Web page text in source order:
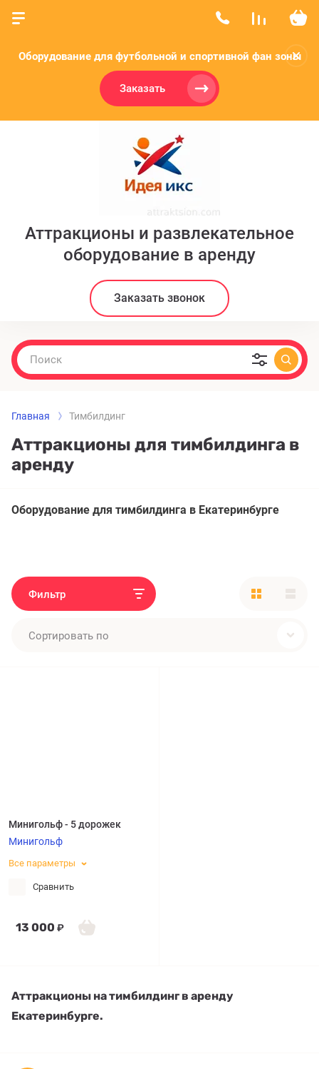
Оборудование для футбольной и спортивной фан зоны
Заказать
Аттракционы и развлекательное
оборудование в аренду
Заказать звонок
Главная Тимбилдинг
Аттракционы для тимбилдинга в
аренду
Оборудование для тимбилдинга в Екатеринбурге
Фильтр
Сортировать по
Минигольф - 5 дорожек
Минигольф
Все параметры
Сравнить
13 000 ₽
Аттракционы на тимбилдинг в аренду
Екатеринбурге.